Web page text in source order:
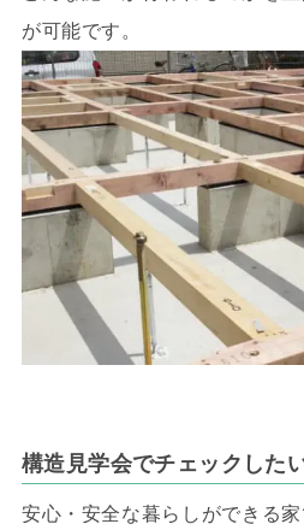
が可能です。
構造見学会でチェックした
安心・安全な暮らしができる